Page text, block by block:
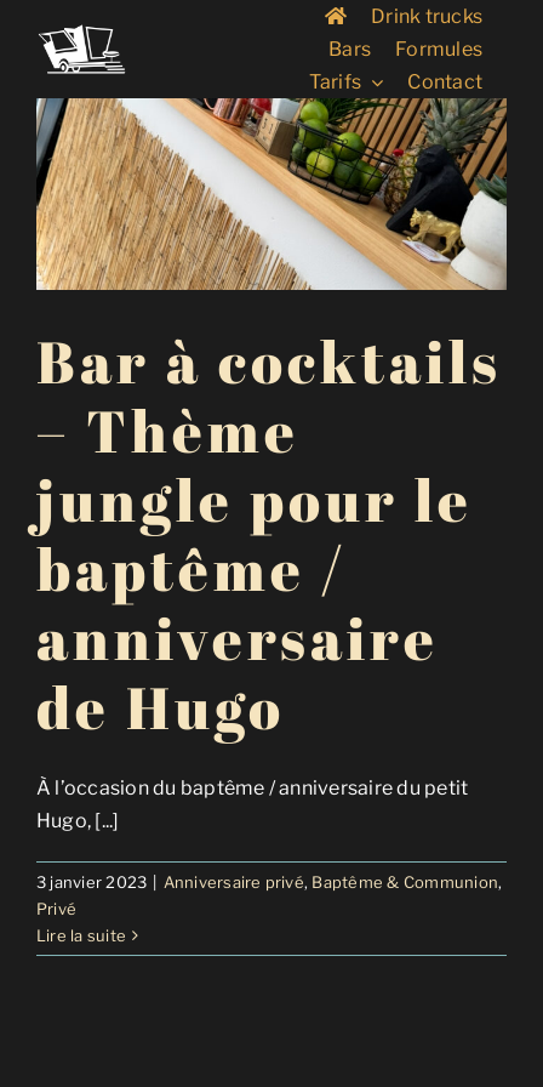
contenu
Drink trucks
Bars
Formules
Tarifs
Contact
Bar à cocktails
– Thème
jungle pour le
baptême /
anniversaire
de Hugo
À l’occasion du baptême / anniversaire du petit
Hugo, [...]
3 janvier 2023 Anniversaire privé, Baptême & Communion,
Privé
Lire la suite